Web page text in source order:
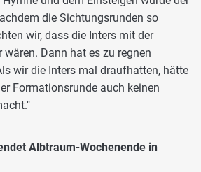
die Sichtungsrunden so
wir, dass die Inters mit der
Dann hat es zu regnen
wir die Inters mal draufhatten, hätte
Formationsrunde auch keinen
Albtraum-Wochenende in